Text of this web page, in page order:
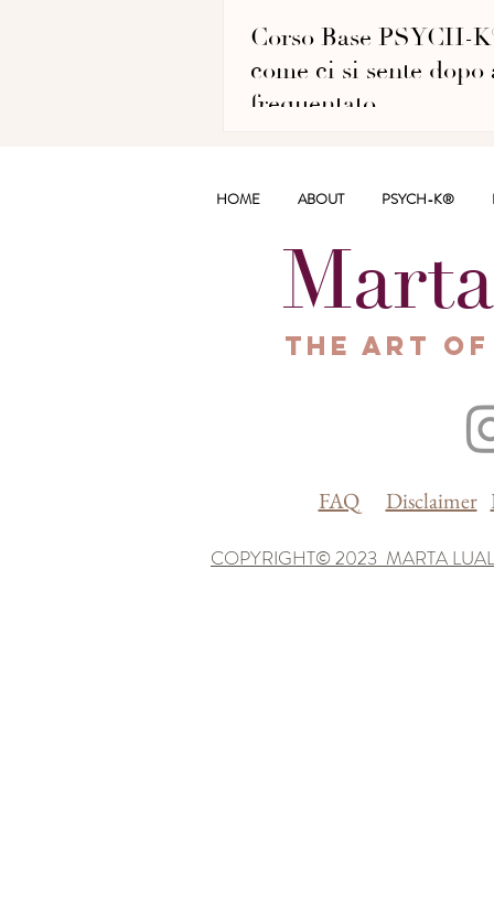
Corso Base PSYCH-
come ci si sente dopo
frequentato
The Art
HOME ABOUT PSYCH-K®
FAQ Disclaimer
COPYRIGHT© 2023 MARTA